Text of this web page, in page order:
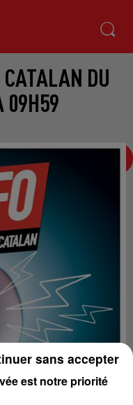
CATALAN DU
est notre priorité
sans accepter